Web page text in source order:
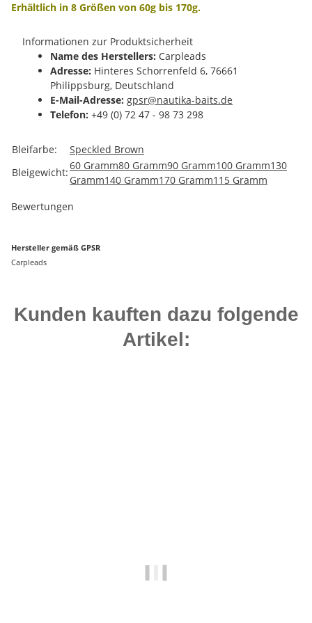
Erhältlich in 8 Größen von 60g bis 170g.
Informationen zur Produktsicherheit
Name des Herstellers: Carpleads
Adresse: Hinteres Schorrenfeld 6, 76661
Philippsburg, Deutschland
E-Mail-Adresse: gpsr@nautika-baits.de
Telefon: +49 (0) 72 47 - 98 73 298
Produkteigenschaft
Wert
Bleifarbe:
Speckled Brown
Bleigewicht:
60 Gramm80 Gramm90 Gramm100 Gramm130
Gramm140 Gramm170 Gramm115 Gramm
Bewertungen
Hersteller gemäß GPSR
Carpleads
Kunden kauften dazu folgende
Artikel: